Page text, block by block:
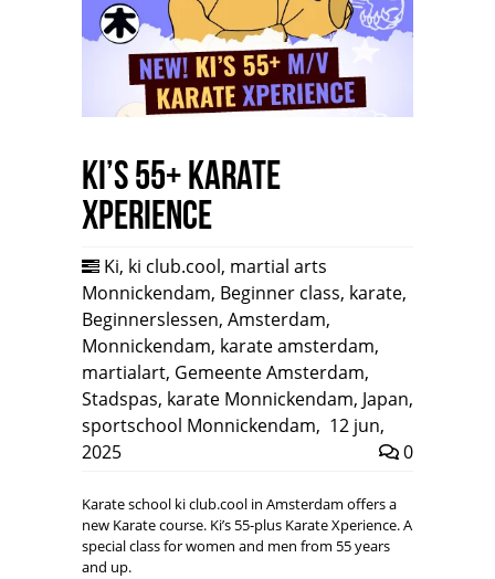
Ki’s 55+ Karate
Xperience
Ki, ki club.cool, martial arts
Monnickendam, Beginner class, karate,
Beginnerslessen, Amsterdam,
Monnickendam, karate amsterdam,
martialart, Gemeente Amsterdam,
Stadspas, karate Monnickendam, Japan,
sportschool Monnickendam, 12 jun,
2025
0
Karate school ki club.cool in Amsterdam offers a
new Karate course. Ki’s 55-plus Karate Xperience. A
special class for women and men from 55 years
and up.